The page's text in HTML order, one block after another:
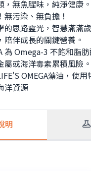
，無魚腥味，純淨健康。
無污染、無負擔！
的思路靈光，智慧滿滿
陪伴成長的關鍵營養。
為 Omega-3 不飽和脂
屬或海洋毒素累積風險。
OMEGA藻油，使
洋資源
明